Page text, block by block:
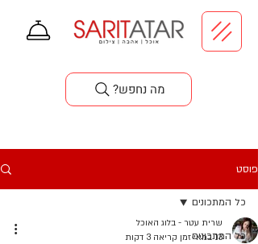
?מה נחפש
פוסט
כל המתכונים
כל המתכונים
שרית עטר - בלוג האוכל
13 במאי
זמן קריאה 3 דקות